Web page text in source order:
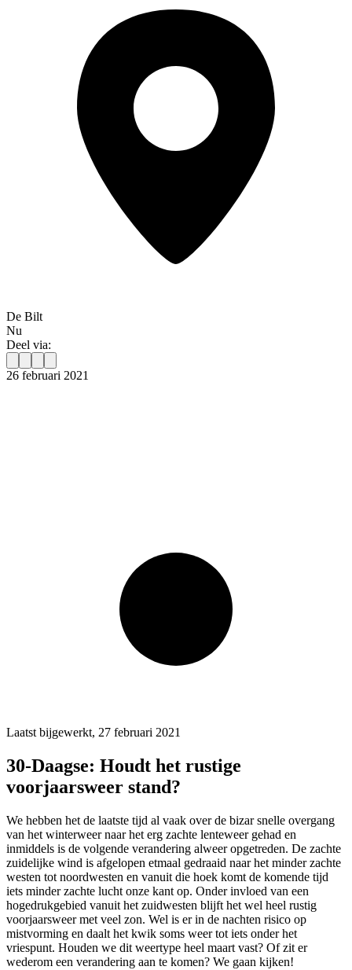
De Bilt
Nu
Deel via:
26 februari 2021
Laatst bijgewerkt, 27 februari 2021
30-Daagse: Houdt het rustige
voorjaarsweer stand?
We hebben het de laatste tijd al vaak over de bizar snelle overgang
van het winterweer naar het erg zachte lenteweer gehad en
inmiddels is de volgende verandering alweer opgetreden. De zachte
zuidelijke wind is afgelopen etmaal gedraaid naar het minder zachte
westen tot noordwesten en vanuit die hoek komt de komende tijd
iets minder zachte lucht onze kant op. Onder invloed van een
hogedrukgebied vanuit het zuidwesten blijft het wel heel rustig
voorjaarsweer met veel zon. Wel is er in de nachten risico op
mistvorming en daalt het kwik soms weer tot iets onder het
vriespunt. Houden we dit weertype heel maart vast? Of zit er
wederom een verandering aan te komen? We gaan kijken!